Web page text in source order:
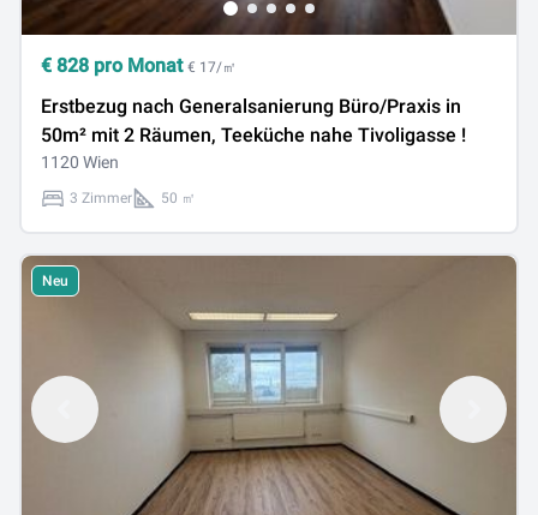
€ 828 pro Monat € 17/㎡
Erstbezug nach Generalsanierung Büro/Praxis in
50m² mit 2 Räumen, Teeküche nahe Tivoligasse !
1120 Wien
3 Zimmer 50 ㎡
Neu